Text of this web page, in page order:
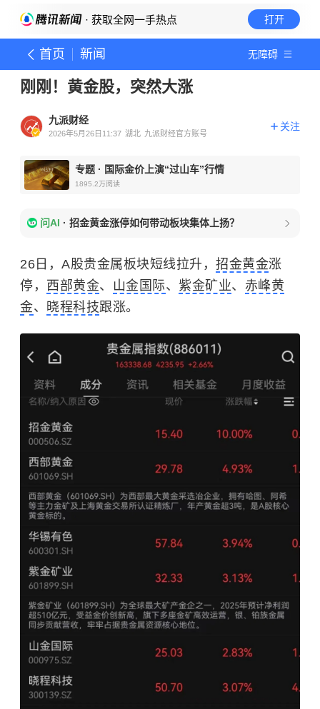
· 获取全网一手热点 打开
首页 新闻 无障碍
刚刚！黄金股，突然大涨
九派财经
2026年5月26日11:37 湖北 九派财经官方账号
关注
专题 · 国际金价上演“过山车”行情
1895.2万阅读
问AI · 招金黄金涨停如何带动板块集体上扬？
26日，A股贵金属板块短线拉升， 招金黄金涨
停， 西部黄金、 山金国际、 紫金矿业、 赤峰黄
金、 晓程科技跟涨。